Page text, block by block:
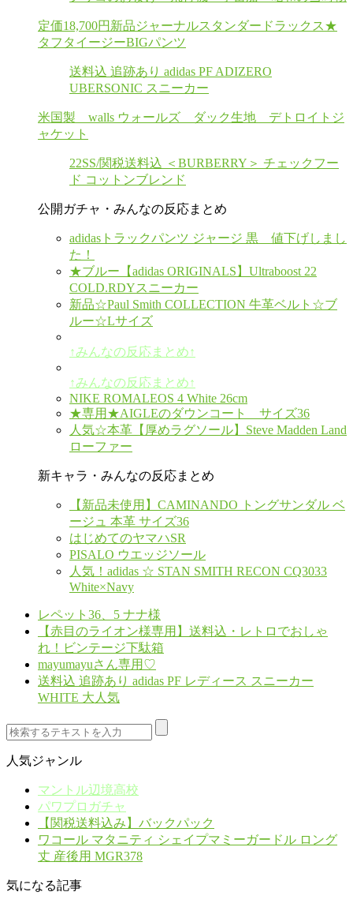
定価18,700円新品ジャーナルスタンダードラックス★
タフタイージーBIGパンツ
送料込 追跡あり adidas PF ADIZERO
UBERSONIC スニーカー
米国製 walls ウォールズ ダック生地 デトロイトジ
ャケット
22SS/関税送料込 ＜BURBERRY＞ チェックフー
ド コットンブレンド
公開ガチャ・みんなの反応まとめ
adidasトラックパンツ ジャージ 黒 値下げしまし
た！
★ブルー【adidas ORIGINALS】Ultraboost 22
COLD.RDYスニーカー
新品☆Paul Smith COLLECTION 牛革ベルト☆ブ
ルー☆Lサイズ
↑みんなの反応まとめ↑
↑みんなの反応まとめ↑
NIKE ROMALEOS 4 White 26cm
★専用★AIGLEのダウンコート サイズ36
人気☆本革【厚めラグソール】Steve Madden Land
ローファー
新キャラ・みんなの反応まとめ
【新品未使用】CAMINANDO トングサンダル ベ
ージュ 本革 サイズ36
はじめてのヤマハSR
PISALO ウエッジソール
人気！adidas ☆ STAN SMITH RECON CQ3033
White×Navy
レペット36、5 ナナ様
【赤目のライオン様専用】送料込・レトロでおしゃ
れ！ビンテージ下駄箱
mayumayuさん専用♡
送料込 追跡あり adidas PF レディース スニーカー
WHITE 大人気
人気ジャンル
マントル辺境高校
パワプロガチャ
【関税送料込み】バックパック
ワコール マタニティ シェイプマミーガードル ロング
丈 産後用 MGR378
気になる記事